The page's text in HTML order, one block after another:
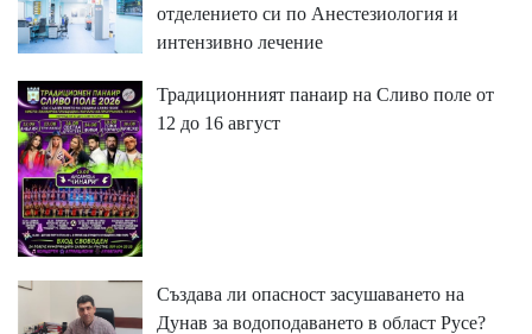
отделението си по Анестезиология и
интензивно лечение
Традиционният панаир на Сливо поле от
12 до 16 август
Създава ли опасност засушаването на
Дунав за водоподаването в област Русе?